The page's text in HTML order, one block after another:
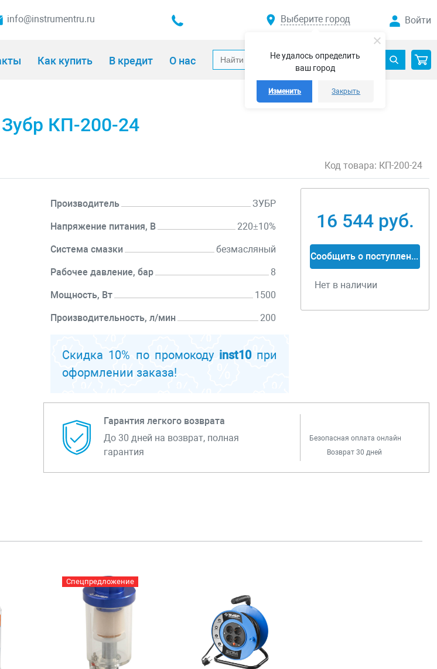
Не удалось определить
ваш город
Изменить Закрыть
info@instrumentru.ru Выберите город Войти
Как купить В кредит О нас
КП-200-24
Код товара: КП-200-24
Производитель ЗУБР
Напряжение питания, В 220±10%
Система смазки безмасляный
Рабочее давление, бар 8
Мощность, Вт 1500
Производительность, л/мин 200
Перейти к описанию
Скидка 10% по промокоду inst10при
оформлении заказа!
16 544 руб.
Сообщить о поступлении
Нет в наличии
Гарантия легкого возврата
До 30 дней на возврат, полная
гарантия
Безопасная оплата онлайн
Возврат 30 дней
Спецпредложение